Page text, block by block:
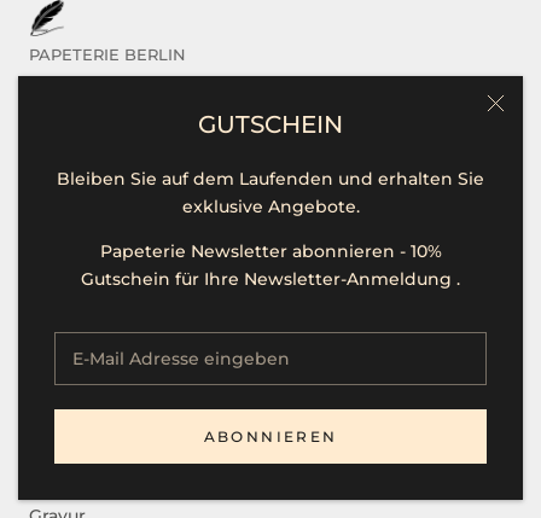
GUTSCHEIN
Bleiben Sie auf dem Laufenden und erhalten Sie
exklusive Angebote.
Papeterie Newsletter abonnieren - 10%
Gutschein für Ihre Newsletter-Anmeldung .
ABONNIEREN
PAPETERIE BERLIN
Öffnungszeiten